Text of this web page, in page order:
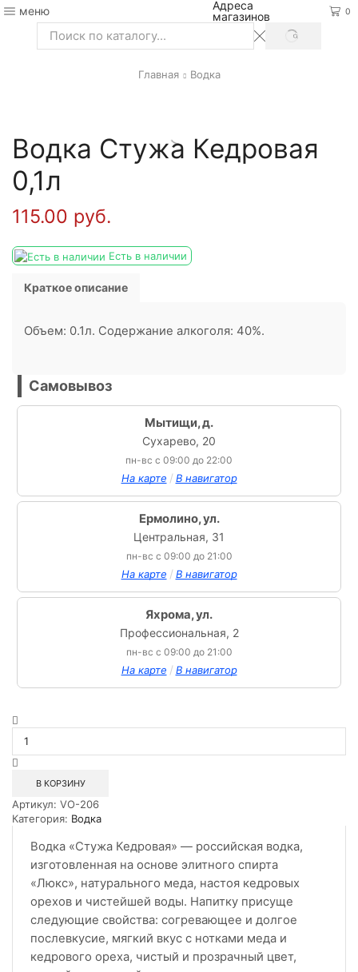
меню
Адреса
магазинов
0
Search
SEARCH
Главная Водка
Водка Стужа Кедровая
0,1л
115.00 руб.
Есть в наличии
Краткое описание
Объем: 0.1л. Содержание алкоголя: 40%.
Самовывоз
Мытищи, д.
Сухарево, 20
пн-вс с 09:00 до 22:00
На карте / В навигатор
Ермолино, ул.
Центральная, 31
пн-вс с 09:00 до 21:00
На карте / В навигатор
Яхрома, ул.
Профессиональная, 2
пн-вс с 09:00 до 21:00
На карте / В навигатор
товара
Водка
Кедровая
В КОРЗИНУ
Артикул: VO-206
Категория: Водка
Водка «Стужа Кедровая» — российская водка,
изготовленная на основе элитного спирта
«Люкс», натурального меда, настоя кедровых
орехов и чистейшей воды. Напитку присуще
следующие свойства: согревающее и долгое
послевкусие, мягкий вкус с нотками меда и
кедрового ореха, чистый и прозрачный цвет,